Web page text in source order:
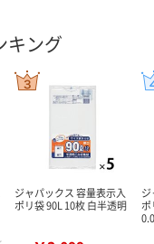
キング
ジャパックス 容量表示入
ポリ袋 90L 10枚 白半透明
ポ